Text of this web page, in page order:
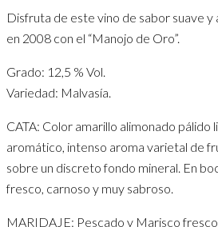
Disfruta de este vino de sabor suave
en 2008 con el “Manojo de Oro”.
Grado: 12,5 % Vol.
Variedad: Malvasía.
CATA: Color amarillo alimonado pálido
aromático, intenso aroma varietal de
sobre un discreto fondo mineral. En
fresco, carnoso y muy sabroso.
MARIDAJE: Pescado y Marisco